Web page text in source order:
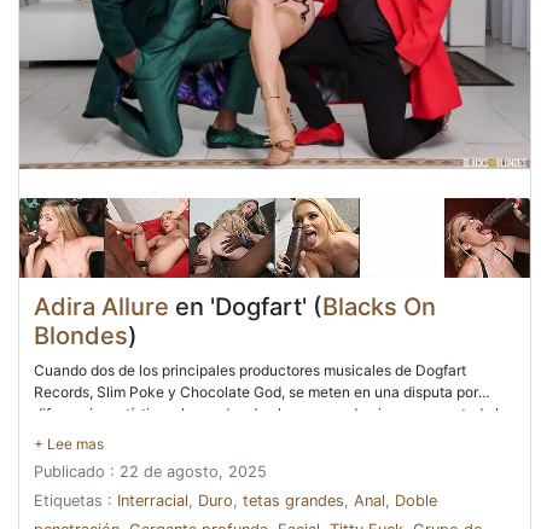
Adira Allure en 'Dogfart' (Blacks On
Blondes)
Cuando dos de los principales productores musicales de Dogfart
Records, Slim Poke y Chocolate God, se meten en una disputa por
diferencias artísticas, las ondas de choque pueden impregnar a toda la
compañía. Adira Allure es solo una empleada allí, pero entiende la
propia empresa. Tuvo algunos de los mayores éxitos que la compañía
había producido. Era imperativo que se hiciera algo. Adira se dio cuenta
rápidamente de que tenían más en común de lo que habían pensado
Publicado : 22 de agosto, 2025
Etiquetas : Interracial, Duro, tetas grandes, Anal, Doble